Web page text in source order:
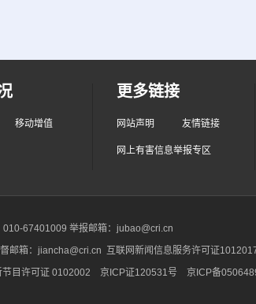
移动增值
更多链接
网站声明 友情链接
网上有害信息举报专区
010-67401009 举报邮箱：jubao@cri.cn
邮箱：jiancha@cri.cn 互联网新闻信息服务许可证
节目许可证 0102002 京ICP证120531号 京ICP备